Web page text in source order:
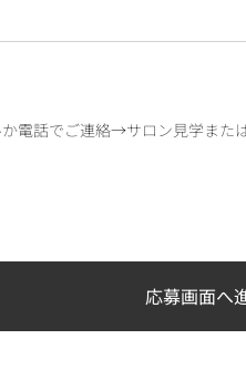
電話でご連絡→サロン見学また
応募画面へ